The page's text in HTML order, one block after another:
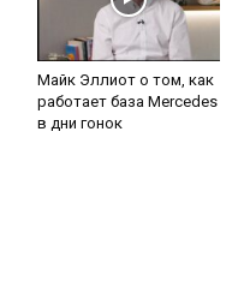
Майк Эллиот о том, как
работает база Mercedes
в дни гонок